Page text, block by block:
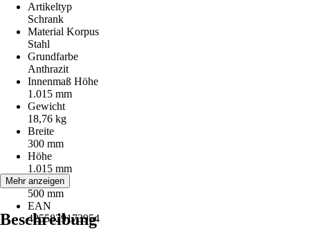
Artikeltyp
Schrank
Material Korpus
Stahl
Grundfarbe
Anthrazit
Innenmaß Höhe
1.015 mm
Gewicht
18,76 kg
Breite
300 mm
Höhe
1.015 mm
Tiefe
500 mm
EAN
4255829173954
Mehr anzeigen
Beschreibung